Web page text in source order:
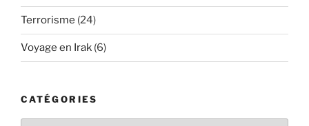
Terrorisme (24)
Voyage en Irak (6)
CATÉGORIES